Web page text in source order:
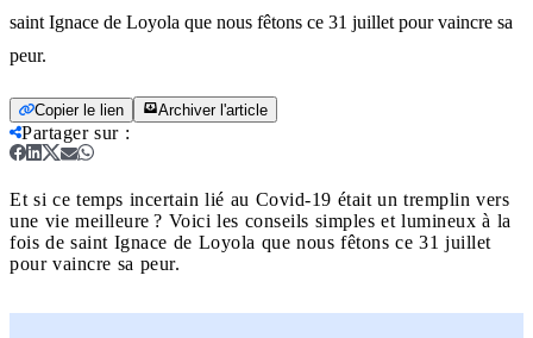
saint Ignace de Loyola que nous fêtons ce 31 juillet pour vaincre sa
peur.
Copier le lien Archiver l'article
Partager sur:
Et si ce temps incertain lié au Covid-19 était un tremplin vers
une vie meilleure ? Voici les conseils simples et lumineux à la
fois de saint Ignace de Loyola que nous fêtons ce 31 juillet
pour vaincre sa peur.